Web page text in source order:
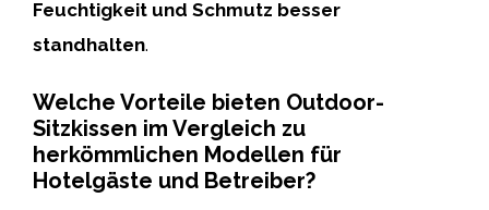
Feuchtigkeit und Schmutz besser
standhalten.
Welche Vorteile bieten Outdoor-
Sitzkissen im Vergleich zu
herkömmlichen Modellen für
Hotelgäste und Betreiber?